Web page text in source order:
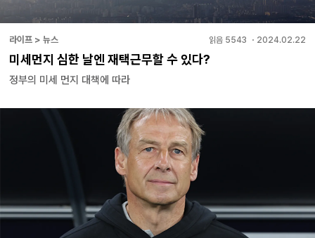
라이프 > 뉴스 읽음 5543 ・ 2024.02.22
미세먼지 심한 날엔 재택근무할 수 있다?
정부의 미세 먼지 대책에 따라